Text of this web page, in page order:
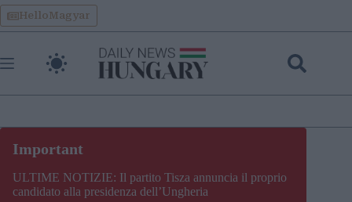
Skip
to
content
HelloMagyar
ULTIME NOTIZIE: Il partito Tisza annuncia il proprio
candidato alla presidenza dell’Ungheria